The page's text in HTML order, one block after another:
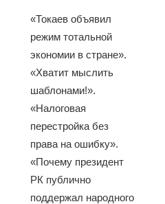
«Токаев объявил
режим тотальной
экономии в стране».
«Хватит мыслить
шаблонами!».
«Налоговая
перестройка без
права на ошибку».
«Почему президент
РК публично
поддержал народного